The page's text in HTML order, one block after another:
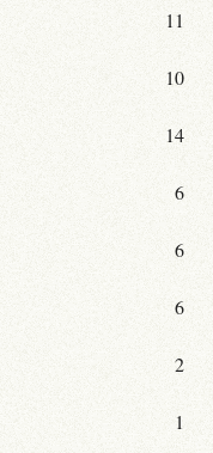
11
10
14
6
6
6
2
1